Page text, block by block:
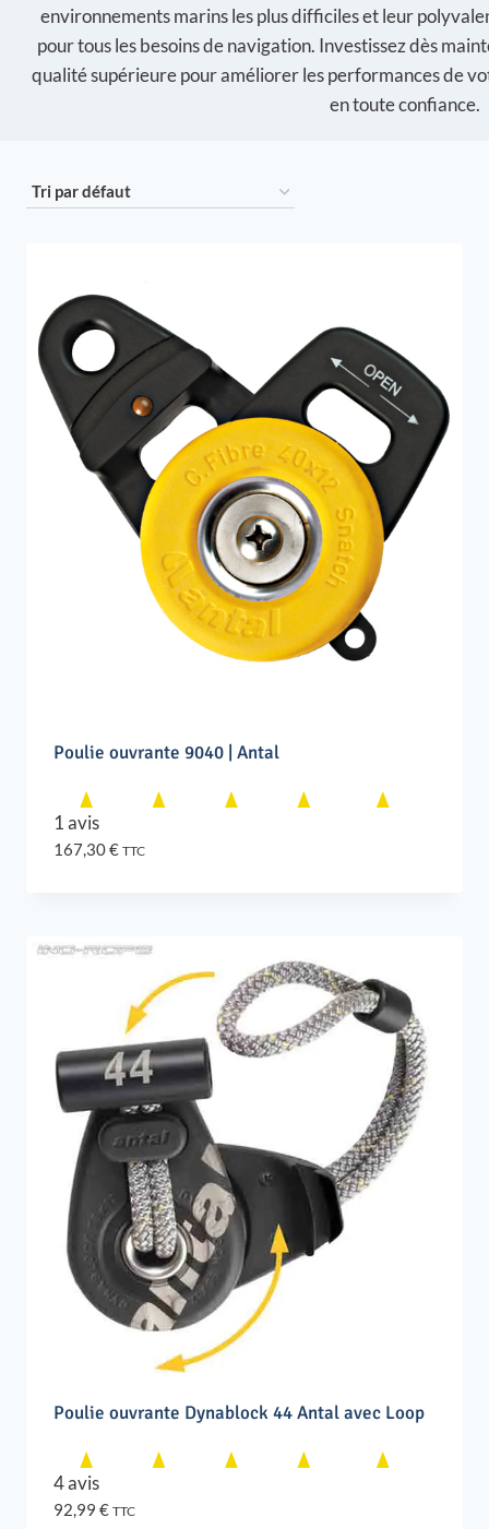
environnements marins les plus difficiles et leur
pour tous les besoins de navigation. Investissez dès
qualité supérieure pour améliorer les performances de
en toute confiance.
Poulie ouvrante 9040 | Antal
1 avis
167,30€ TTC
Poulie ouvrante Dynablock 44 Antal avec Loop
4 avis
92,99 € TTC